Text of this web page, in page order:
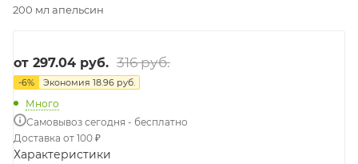
200 мл апельсин
от 297.04 руб. 316 руб.
-6% Экономия 18.96 руб.
Много
Самовывоз сегодня - бесплатно
Доставка от 100 ₽
Характеристики